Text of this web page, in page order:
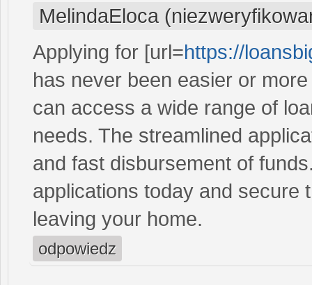
MelindaEloca
Applying for [url=https://
has never been easier or
can access a wide range of
needs. The streamlined
and fast disbursement of
applications today and secure
leaving your home.
odpowiedz